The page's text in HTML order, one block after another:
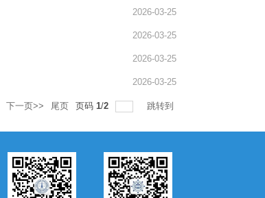
2026-03-25
2026-03-25
2026-03-25
2026-03-25
下一页>> 尾页 页码 1/2 跳转到